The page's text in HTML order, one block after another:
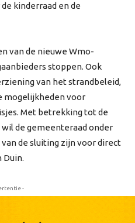
kinderraad en de
van de nieuwe Wmo-
stoppen. Ook
van het strandbeleid,
mogelijkheden voor
Met betrekking tot de
de gemeenteraad onder
de sluiting zijn voor direct
Duin.
-